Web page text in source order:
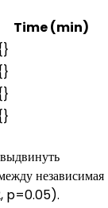
Time (min)
независимая
p=0.05).